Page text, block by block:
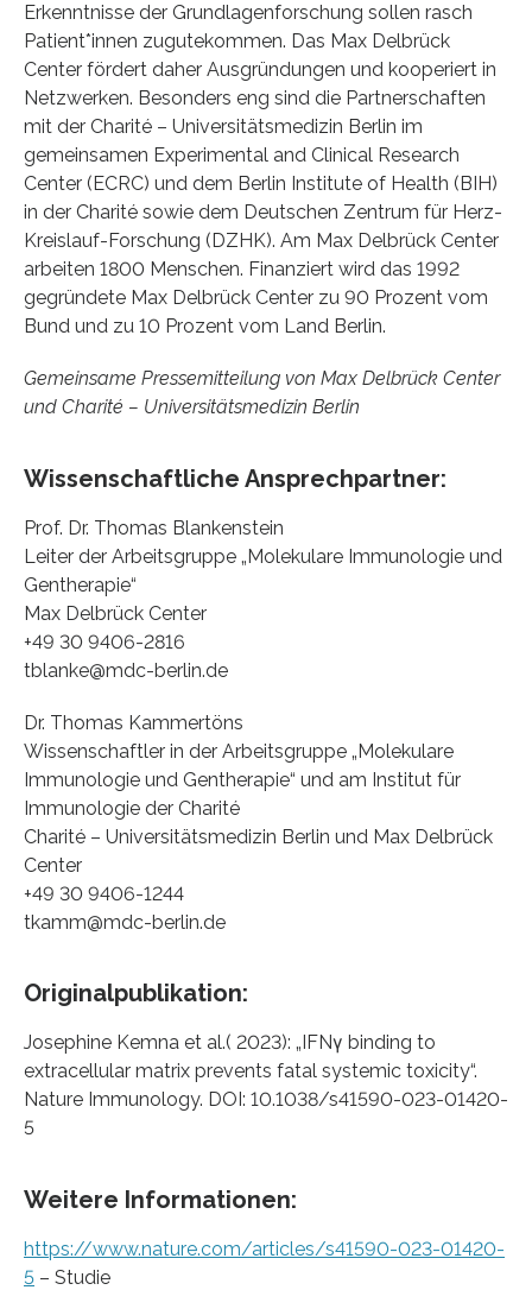
Erkenntnisse der Grundlagenforschung sollen rasch
Patient*innen zugutekommen. Das Max Delbrück
Center fördert daher Ausgründungen und kooperiert in
Netzwerken. Besonders eng sind die Partnerschaften
mit der Charité – Universitätsmedizin Berlin im
gemeinsamen Experimental and Clinical Research
Center (ECRC) und dem Berlin Institute of Health (BIH)
in der Charité sowie dem Deutschen Zentrum für Herz-
Kreislauf-Forschung (DZHK). Am Max Delbrück Center
arbeiten 1800 Menschen. Finanziert wird das 1992
gegründete Max Delbrück Center zu 90 Prozent vom
Bund und zu 10 Prozent vom Land Berlin.
Gemeinsame Pressemitteilung von Max Delbrück Center
und Charité – Universitätsmedizin Berlin
Wissenschaftliche Ansprechpartner:
Prof. Dr. Thomas Blankenstein
Leiter der Arbeitsgruppe „Molekulare Immunologie und
Gentherapie“
Max Delbrück Center
+49 30 9406-2816
tblanke@mdc-berlin.de
Dr. Thomas Kammertöns
Wissenschaftler in der Arbeitsgruppe „Molekulare
Immunologie und Gentherapie“ und am Institut für
Immunologie der Charité
Charité – Universitätsmedizin Berlin und Max Delbrück
Center
+49 30 9406-1244
tkamm@mdc-berlin.de
Originalpublikation:
Josephine Kemna et al.( 2023): „IFNγ binding to
extracellular matrix prevents fatal systemic toxicity“.
Nature Immunology. DOI: 10.1038/s41590-023-01420-
5
Weitere Informationen:
https://www.nature.com/articles/s41590-023-01420-
5 – Studie